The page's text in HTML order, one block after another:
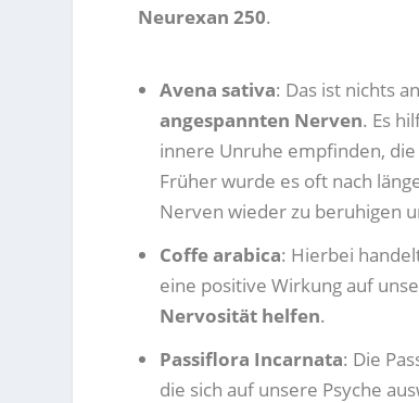
Neurexan 250.
Avena sativa: Das ist nichts
angespannten Nerven. Es
innere Unruhe empfinden,
Früher wurde es oft nach
Nerven wieder zu beruhigen
Coffe arabica: Hierbei
eine positive Wirkung auf
Nervosität helfen.
Passiflora Incarnata: Die
die sich auf unsere Psyche